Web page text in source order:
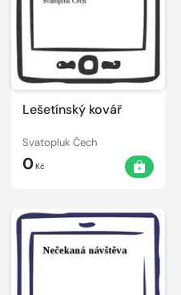
Lešetínský kovář
Svatopluk Čech
0Kč